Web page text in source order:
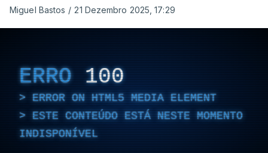
Miguel Bastos / 21 Dezembro 2025, 17:29
ERRO 100
ERROR ON HTML5 MEDIA ELEMENT
ESTE CONTEÚDO ESTÁ NESTE MOMENTO
INDISPONÍVEL